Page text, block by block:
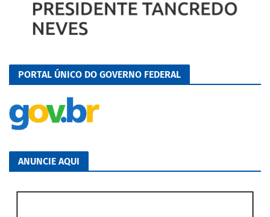
PORTAL ÚNICO DO GOVERNO FEDERAL
ANUNCIE AQUI